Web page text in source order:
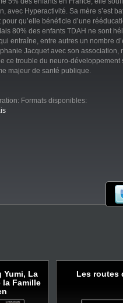
avec Hyperactivité. Sa mère s’est
qu’elle bénéficie d’une
80% des enfants TDAH ne sont
entraîne, entre autres un nombre
Jacquet avec son association,
ce trouble du neuro-développement
majeur de santé publique.
Formats disponibles:
Yumi, La
la Famille
Les routes